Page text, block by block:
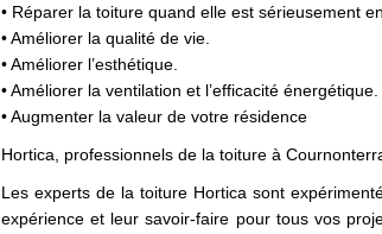
• Réparer la toiture quand elle est sérieusement
• Améliorer la qualité de vie.
• Améliorer l’esthétique.
• Améliorer la ventilation et l’efficacité énergétique.
• Augmenter la valeur de votre résidence
Hortica, professionnels de la toiture à
Les experts de la toiture Hortica sont
expérience et leur savoir-faire pour tous vos